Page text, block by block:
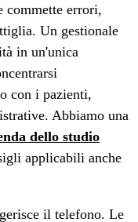
commette errori,
Un gestionale
in un'unica
con i pazienti,
Abbiamo una
dello studio
applicabili anche
il telefono. Le